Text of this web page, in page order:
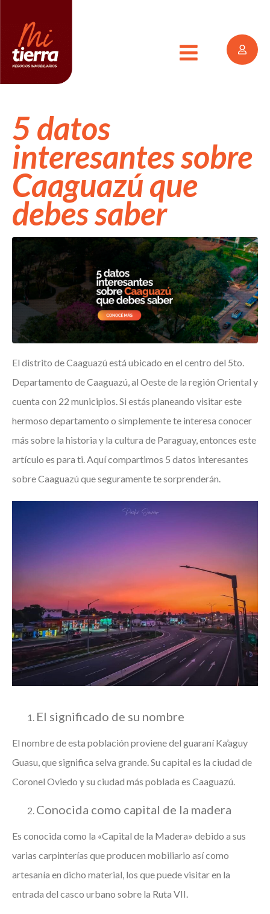
5 datos
interesantes sobre
Caaguazú que
debes saber
El distrito de Caaguazú está ubicado en el centro del 5to.
Departamento de Caaguazú, al Oeste de la región Oriental y
cuenta con 22 municipios. Si estás planeando visitar este
hermoso departamento o simplemente te interesa conocer
más sobre la historia y la cultura de Paraguay, entonces este
artículo es para ti. Aquí compartimos 5 datos interesantes
sobre Caaguazú que seguramente te sorprenderán.
El significado de su nombre
El nombre de esta población proviene del guaraní Ka’aguy
Guasu, que significa selva grande. Su capital es la ciudad de
Coronel Oviedo y su ciudad más poblada es Caaguazú.
Conocida como capital de la madera
Es conocida como la «Capital de la Madera» debido a sus
varias carpinterías que producen mobiliario así como
artesanía en dicho material, los que puede visitar en la
entrada del casco urbano sobre la Ruta VII.